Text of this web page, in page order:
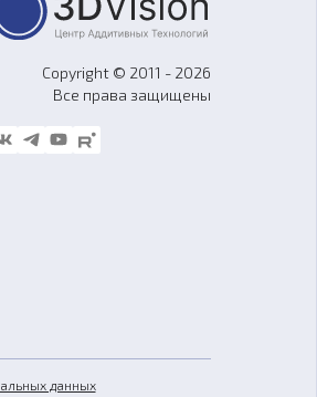
Copyright © 2011 - 2026
Все права защищены
данных